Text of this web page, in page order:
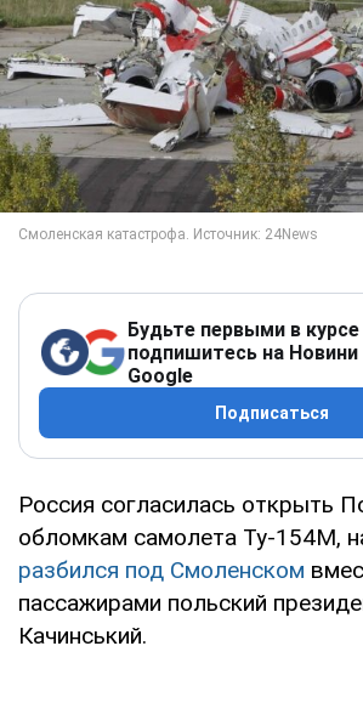
Будьте первыми в курсе
подпишитесь на Новини
Google
Подписаться
Россия согласилась открыть
обломкам самолета Ту-154М,
разбился под Смоленском
пассажирами польский
Качинський.